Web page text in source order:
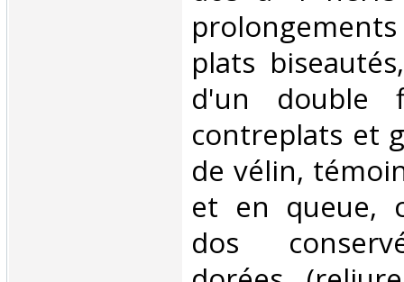
plats
d'un double
contreplats et
de vélin,
et en queue,
dos